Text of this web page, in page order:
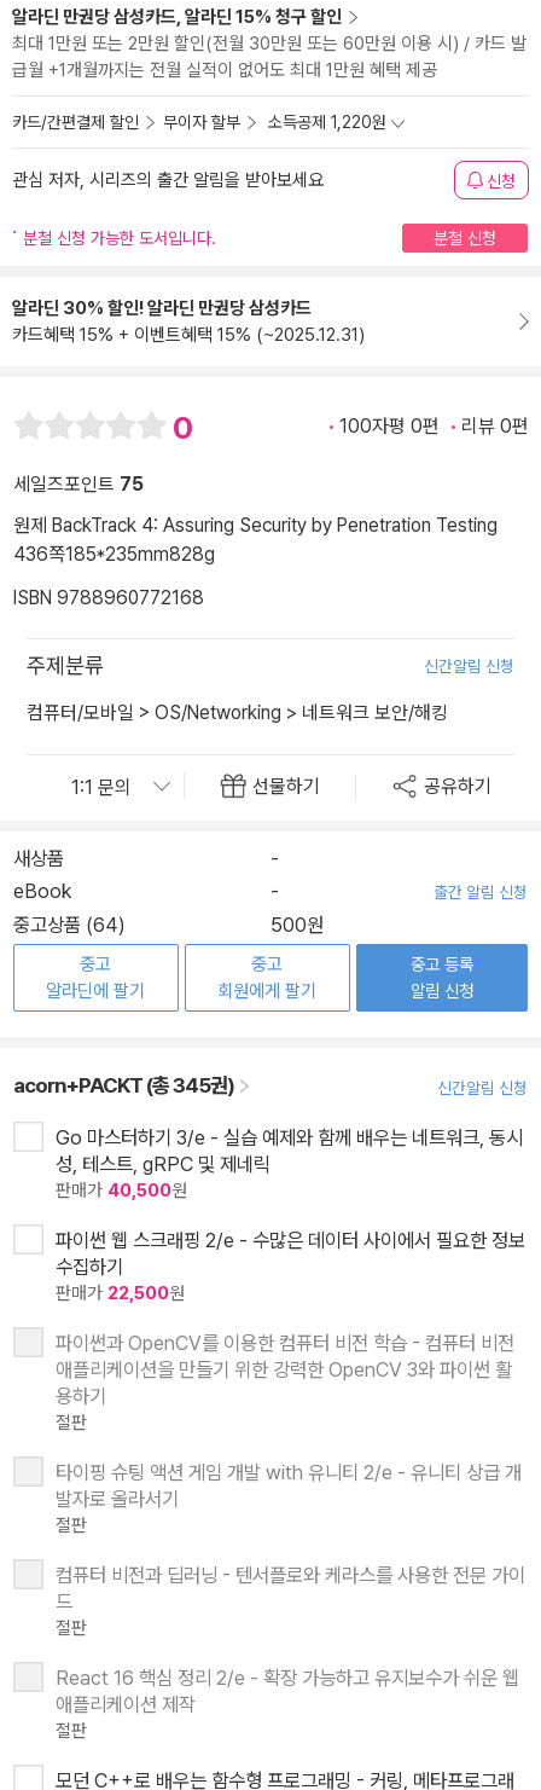
알라딘 만권당 삼성카드, 알라딘 15% 청구 할인
최대 1만원 또는 2만원 할인(전월 30만원 또는 60만원 이용 시) / 카드 발
급월 +1개월까지는 전월 실적이 없어도 최대 1만원 혜택 제공
카드/간편결제 할인 무이자 할부 소득공제 1,220원
관심 저자, 시리즈의 출간 알림을 받아보세요 신청
분철 신청 가능한 도서입니다. 분철 신청
알라딘 30% 할인! 알라딘 만권당 삼성카드
카드혜택 15% + 이벤트혜택 15% (~2025.12.31)
0 100자평 0편 리뷰 0편
세일즈포인트 75
원제 BackTrack 4: Assuring Security by Penetration Testing
436쪽185*235mm828g
ISBN 9788960772168
주제분류 신간알림 신청
컴퓨터/모바일 > OS/Networking > 네트워크 보안/해킹
선물하기 공유하기
새상품
-
eBook
- 출간 알림 신청
중고상품 (64) 500원
중고
알라딘에 팔기
중고
회원에게 팔기
중고 등록
알림 신청
acorn+PACKT (총 345권) 신간알림 신청
Go 마스터하기 3/e - 실습 예제와 함께 배우는 네트워크, 동시
성, 테스트, gRPC 및 제네릭
판매가 40,500원
파이썬 웹 스크래핑 2/e - 수많은 데이터 사이에서 필요한 정보
수집하기
판매가 22,500원
파이썬과 OpenCV를 이용한 컴퓨터 비전 학습 - 컴퓨터 비전
애플리케이션을 만들기 위한 강력한 OpenCV 3와 파이썬 활
용하기
절판
타이핑 슈팅 액션 게임 개발 with 유니티 2/e - 유니티 상급 개
발자로 올라서기
절판
컴퓨터 비전과 딥러닝 - 텐서플로와 케라스를 사용한 전문 가이
드
절판
React 16 핵심 정리 2/e - 확장 가능하고 유지보수가 쉬운 웹
애플리케이션 제작
절판
모던 C++로 배우는 함수형 프로그래밍 - 커링, 메타프로그래